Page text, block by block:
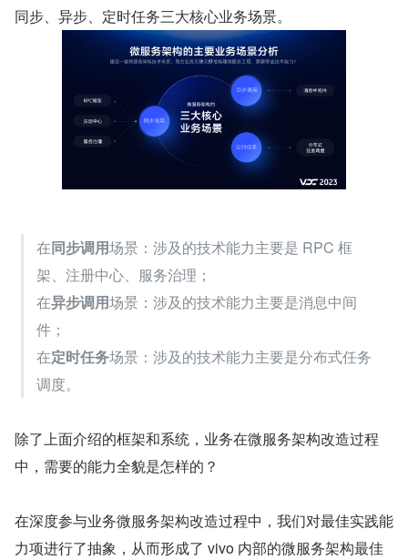
同步、异步、定时任务三大核心业务场景。
在同步调用场景：涉及的技术能力主要是 RPC 框
架、注册中心、服务治理；
在异步调用场景：涉及的技术能力主要是消息中间
件；
在定时任务场景：涉及的技术能力主要是分布式任务
调度。
除了上面介绍的框架和系统，业务在微服务架构改造过程
中，需要的能力全貌是怎样的？
在深度参与业务微服务架构改造过程中，我们对最佳实践能
力项进行了抽象，从而形成了 vivo 内部的微服务架构最佳